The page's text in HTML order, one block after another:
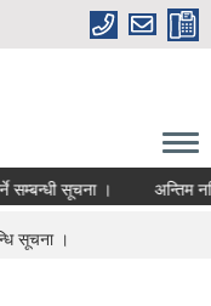
सूचना । अन्तिम
सूचना ।